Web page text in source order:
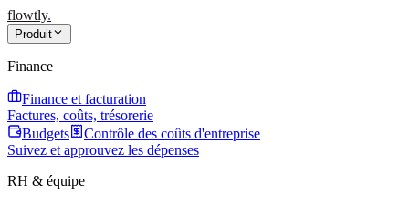
flowtly.
Produit
Finance
Finance et facturation
Factures, coûts, trésorerie
Budgets
Contrôle des coûts d'entreprise
Suivez et approuvez les dépenses
RH & équipe